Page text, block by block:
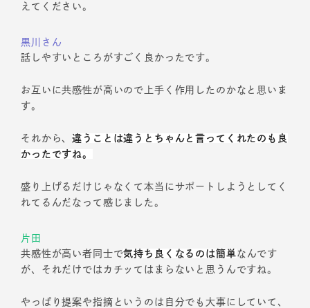
えてください。
黒川さん
話しやすいところがすごく良かったです。
お互いに共感性が高いので上手く作用したのかなと思いま
す。
それから、違うことは違うとちゃんと言ってくれたのも良
かったですね。
盛り上げるだけじゃなくて本当にサポートしようとしてく
れてるんだなって感じました。
片田
共感性が高い者同士で気持ち良くなるのは簡単なんです
が、それだけではカチッてはまらないと思うんですね。
やっぱり提案や指摘というのは自分でも大事にしていて、